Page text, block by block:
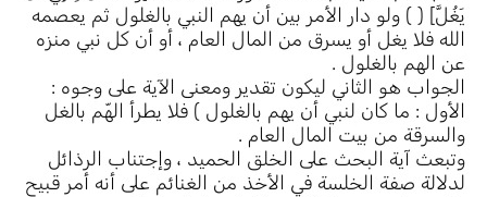
يَغُلَّ] ( ) ولو دار الأمر بين أن يهم النبي بالغلول ثم يعصمه
الله فلا يغل أو يسرق من المال العام ، أو أن كل نبي منزه
عن الهم بالغلول .
الجواب هو الثاني ليكون تقدير ومعنى الآية على وجوه :
الأول : ما كان لنبي أن يهم بالغلول ) فلا يطرأ الهّم بالغل
والسرقة من بيت المال العام .
وتبعث آية البحث على الخلق الحميد ، وإجتناب الرذائل
لدلالة صفة الخلسة في الأخذ من الغنائم على أنه أمر قبيح